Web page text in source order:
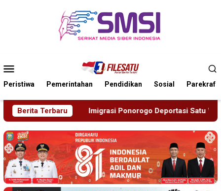
Mobile
Peristiwa Pemerintahan Pendidikan Sosial Parekraf
Berita Terbaru
Deportasi Satu WN Tiongkok Salahgunakan Ijin Tinggal